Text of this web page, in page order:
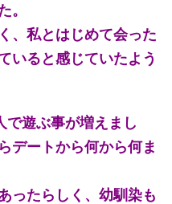
。
、私とはじめて会った
いると感じていたよう
遊ぶ事が増えまし
デートから何から何ま
ったらしく、幼馴染も